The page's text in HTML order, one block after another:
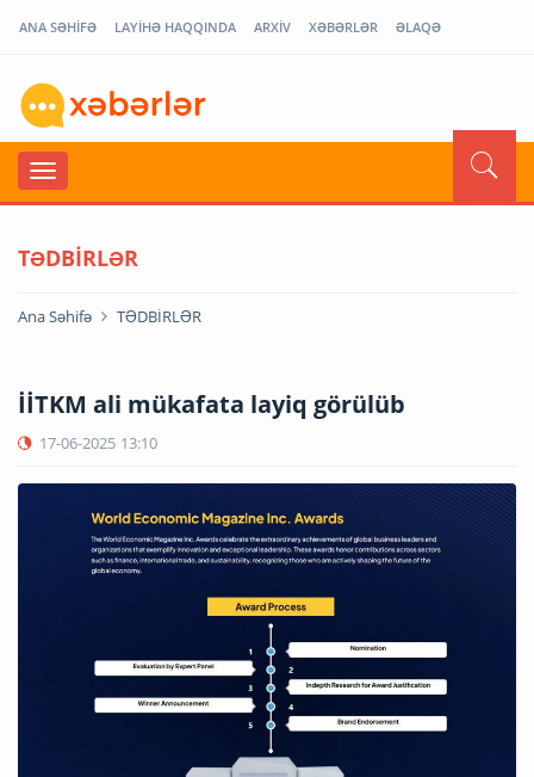
ANA SƏHİFƏ LAYİHƏ HAQQINDA ARXİV XƏBƏRLƏR ƏLAQƏ
TƏDBİRLƏR
Ana Səhifə TƏDBİRLƏR
İİTKM ali mükafata layiq görülüb
17-06-2025 13:10